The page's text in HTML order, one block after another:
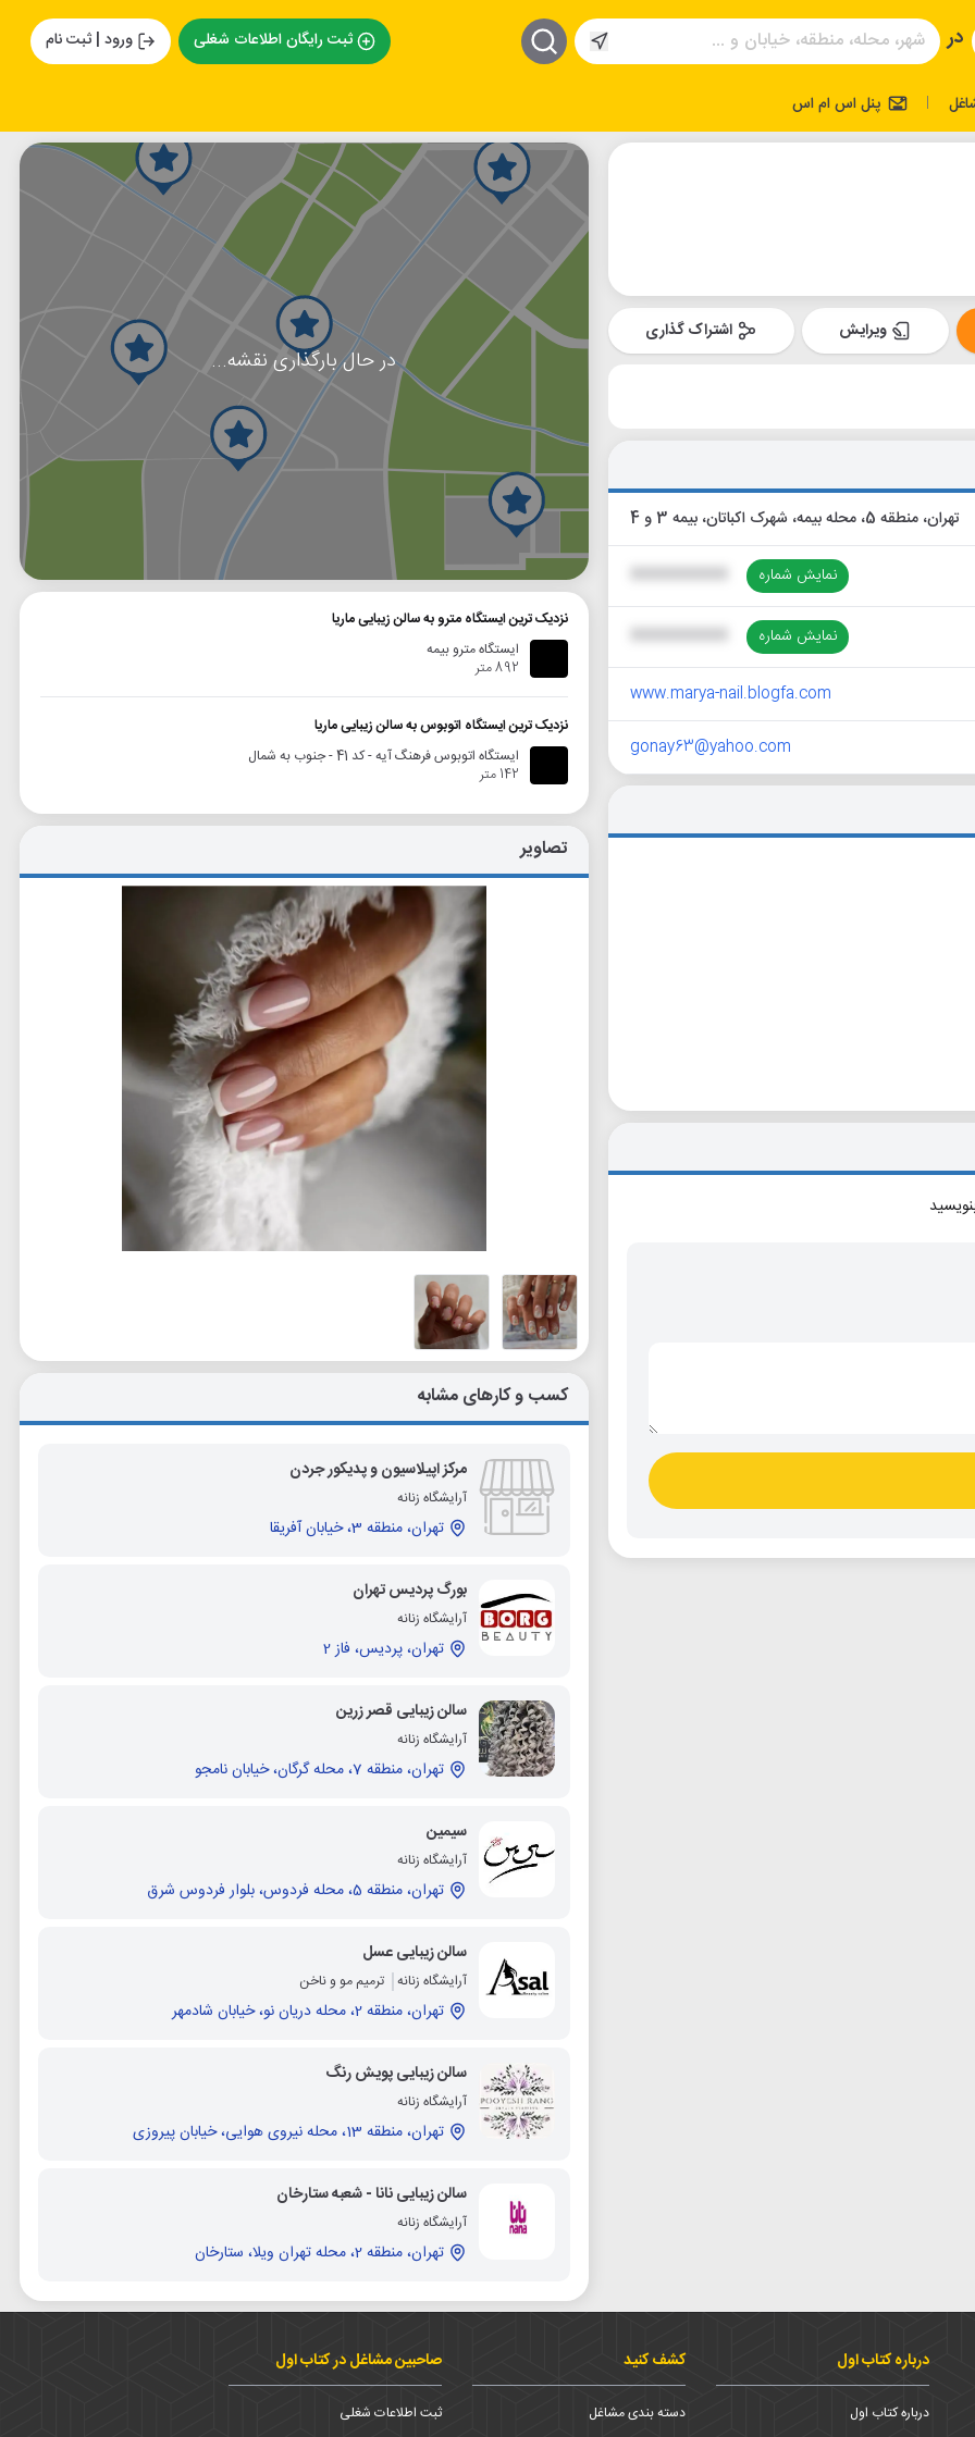
در ثبت رایگان اطلاعات شغلی ورود | ثبت نام
| پنل اس ام اس
ویرایش اشتراک گذاری
تهران، منطقه 5، محله بیمه، شهرک اکباتان، بیمه 3 و 4
نمایش شماره XXXXXXXXXX
نمایش شماره XXXXXXXXXX
www.marya-nail.blogfa.com
gonay63@yahoo.com
در حال بارگذاری نقشه...
نزدیک ترین ایستگاه مترو به سالن زیبایی ماریا
ایستگاه مترو بیمه
892 متر
نزدیک ترین ایستگاه اتوبوس به سالن زیبایی ماریا
ایستگاه اتوبوس فرهنگ آیه - کد 41 - جنوب به شمال
142 متر
تصاویر
کسب و کارهای مشابه
مرکز اپیلاسیون و پدیکور جردن
آرایشگاه زنانه
تهران، منطقه 3، خیابان آفریقا
بورگ پردیس تهران
آرایشگاه زنانه
تهران، پردیس، فاز 2
سالن زیبایی قصر زرین
آرایشگاه زنانه
تهران، منطقه 7، محله گرگان، خیابان نامجو
سیمین
آرایشگاه زنانه
تهران، منطقه 5، محله فردوس، بلوار فردوس شرق
سالن زیبایی عسل
آرایشگاه زنانه ترمیم مو و ناخن
تهران، منطقه 2، محله دریان نو، خیابان شادمهر
سالن زیبایی پویش رنگ
آرایشگاه زنانه
تهران، منطقه 13، محله نیروی هوایی، خیابان پیروزی
سالن زیبایی نانا - شعبه ستارخان
آرایشگاه زنانه
تهران، منطقه 2، محله تهران ویلا، ستارخان
درباره کتاب اول
درباره کتاب اول
کشف کنید
دسته بندی مشاغل
صاحبین مشاغل در کتاب اول
ثبت اطلاعات شغلی